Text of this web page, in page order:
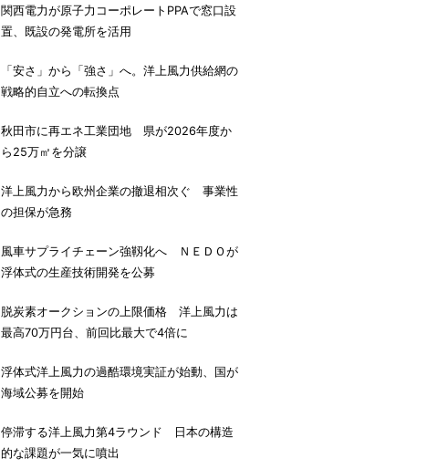
関西電力が原子力コーポレートPPAで窓口設
置、既設の発電所を活用
「安さ」から「強さ」へ。洋上風力供給網の
戦略的自立への転換点
秋田市に再エネ工業団地 県が2026年度か
ら25万㎡を分譲
洋上風力から欧州企業の撤退相次ぐ 事業性
の担保が急務
風車サプライチェーン強靱化へ ＮＥＤＯが
浮体式の生産技術開発を公募
脱炭素オークションの上限価格 洋上風力は
最高70万円台、前回比最大で4倍に
浮体式洋上風力の過酷環境実証が始動、国が
海域公募を開始
停滞する洋上風力第4ラウンド 日本の構造
的な課題が一気に噴出